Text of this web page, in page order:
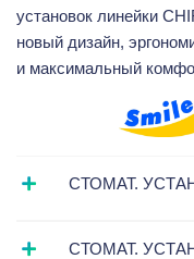
установок линейки
новый дизайн,
и максимальный
СТОМАТ.
СТОМАТ.